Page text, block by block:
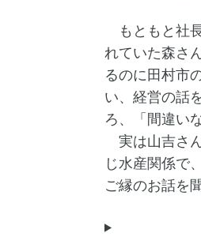
もともと社
れていた森さ
るのに田村市
い、経営の話
ろ、「間違い
実は山吉さ
じ水産関係で
ご縁のお話を